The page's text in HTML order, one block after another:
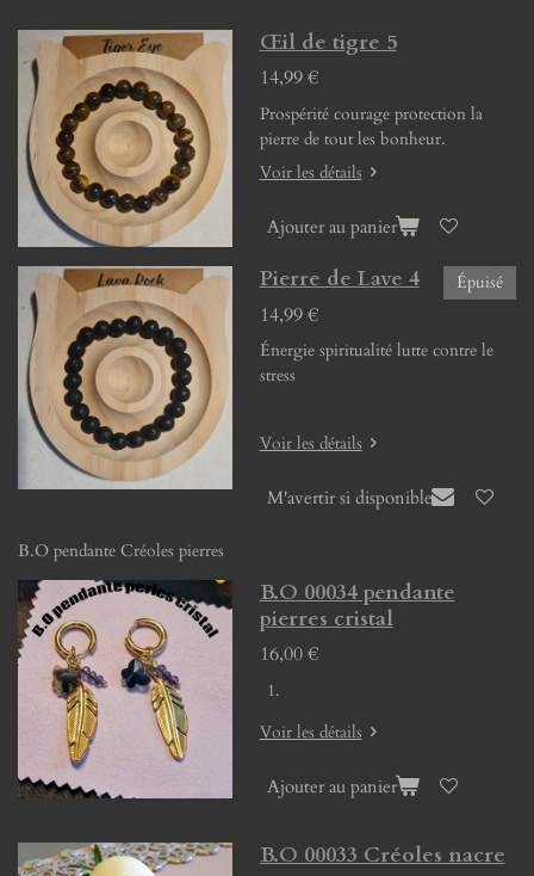
Œil de tigre 5
14,99 €
Prospérité courage protection la
pierre de tout les bonheur.
Voir les détails
Ajouter au panier
Épuisé
Pierre de Lave 4
14,99 €
Énergie spiritualité lutte contre le
stress
Voir les détails
M'avertir si disponible
B.O pendante Créoles pierres
B.O 00034 pendante
pierres cristal
16,00 €
Voir les détails
Ajouter au panier
B.O 00033 Créoles nacre